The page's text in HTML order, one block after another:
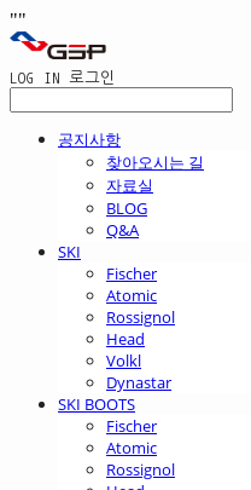
""
LOG IN 로그인
공지사항
찾아오시는 길
자료실
BLOG
Q&A
SKI
Fischer
Atomic
Rossignol
Head
Volkl
Dynastar
SKI BOOTS
Fischer
Atomic
Rossignol